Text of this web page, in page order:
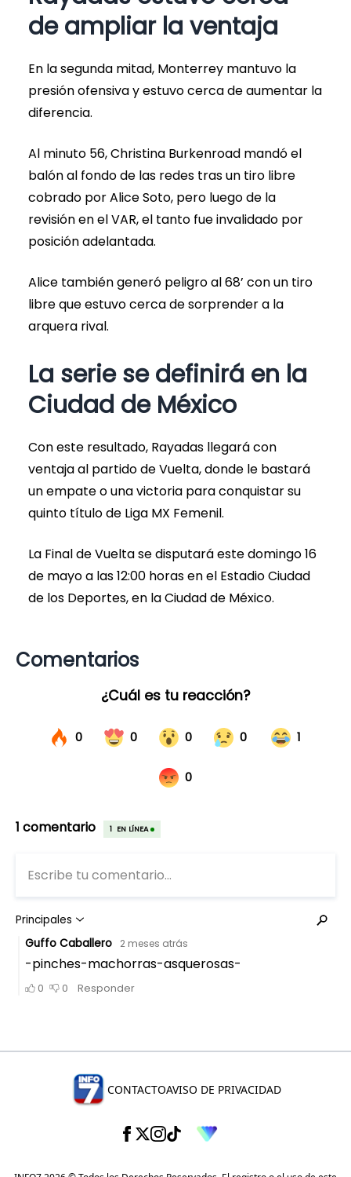
de ampliar la ventaja
En la segunda mitad, Monterrey mantuvo la
presión ofensiva y estuvo cerca de aumentar la
diferencia.
Al minuto 56, Christina Burkenroad mandó el
balón al fondo de las redes tras un tiro libre
cobrado por Alice Soto, pero luego de la
revisión en el VAR, el tanto fue invalidado por
posición adelantada.
Alice también generó peligro al 68’ con un tiro
libre que estuvo cerca de sorprender a la
arquera rival.
La serie se definirá en la
Ciudad de México
Con este resultado, Rayadas llegará con
ventaja al partido de Vuelta, donde le bastará
un empate o una victoria para conquistar su
quinto título de Liga MX Femenil.
La Final de Vuelta se disputará este domingo 16
de mayo a las 12:00 horas en el Estadio Ciudad
de los Deportes, en la Ciudad de México.
Comentarios
CONTACTOAVISO DE PRIVACIDAD